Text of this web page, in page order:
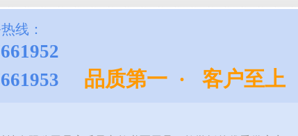
线：
品质第一 · 客户至上